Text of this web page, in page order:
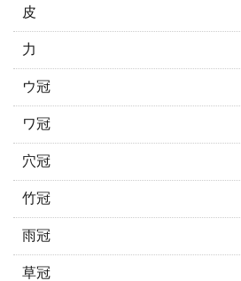
皮
力
ウ冠
ワ冠
穴冠
竹冠
雨冠
草冠